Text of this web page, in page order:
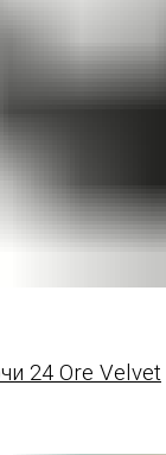
24 Ore Velvet